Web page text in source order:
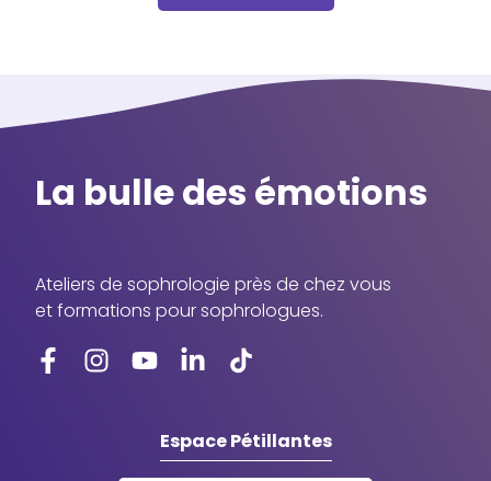
La bulle des émotions
Ateliers de sophrologie près de chez vous
et formations pour sophrologues.
Espace Pétillantes